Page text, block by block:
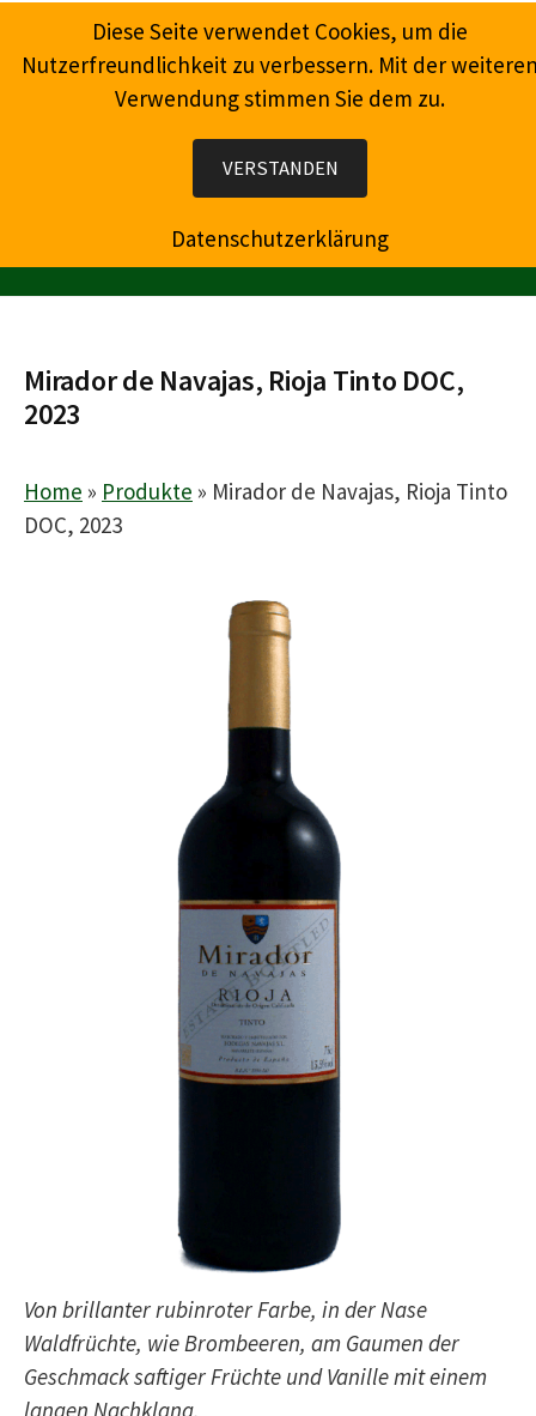
Inhalt
Wein, Champagner, Prosecco, Feinkost, Präsente
Mirador de Navajas, Rioja Tinto DOC,
2023
Home » Produkte » Mirador de Navajas, Rioja Tinto
DOC, 2023
Von brillanter rubinroter Farbe, in der Nase
Waldfrüchte, wie Brombeeren, am Gaumen der
Geschmack saftiger Früchte und Vanille mit einem
langen Nachklang.
Diese Seite verwendet Cookies, um die
Nutzerfreundlichkeit zu verbessern. Mit der
Verwendung stimmen Sie dem zu.
VERSTANDEN
Datenschutzerklärung